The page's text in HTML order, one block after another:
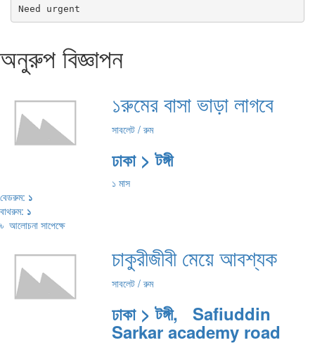
Need urgent
অনুরুপ বিজ্ঞাপন
১রুমের বাসা ভাড়া লাগবে
সাবলেট / রুম
ঢাকা > টঙ্গী
১ মাস
বেডরুম: ১
বাথরুম: ১
৳ আলোচনা সাপেক্ষে
চাকুরীজীবী মেয়ে আবশ্যক
সাবলেট / রুম
ঢাকা > টঙ্গী, Safiuddin
Sarkar academy road